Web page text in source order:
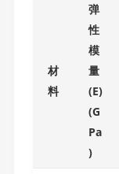
材
料
弹
性
模
量
(E)
(G
Pa
)